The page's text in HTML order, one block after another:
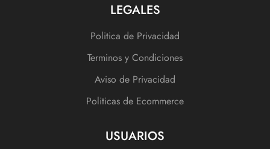
LEGALES
Politica de Privacidad
Terminos y Condiciones
Aviso de Privacidad
Politicas de Ecommerce
USUARIOS